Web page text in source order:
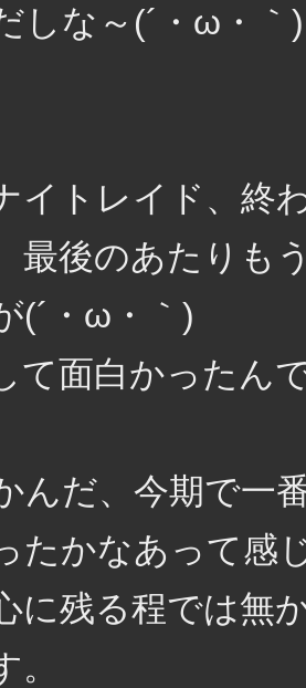
しな～(´・ω・｀)
イトレイド、終
最後のあたりも
(´・ω・｀)
て面白かったん
んだ、今期で一
たかなあって感
に残る程では無